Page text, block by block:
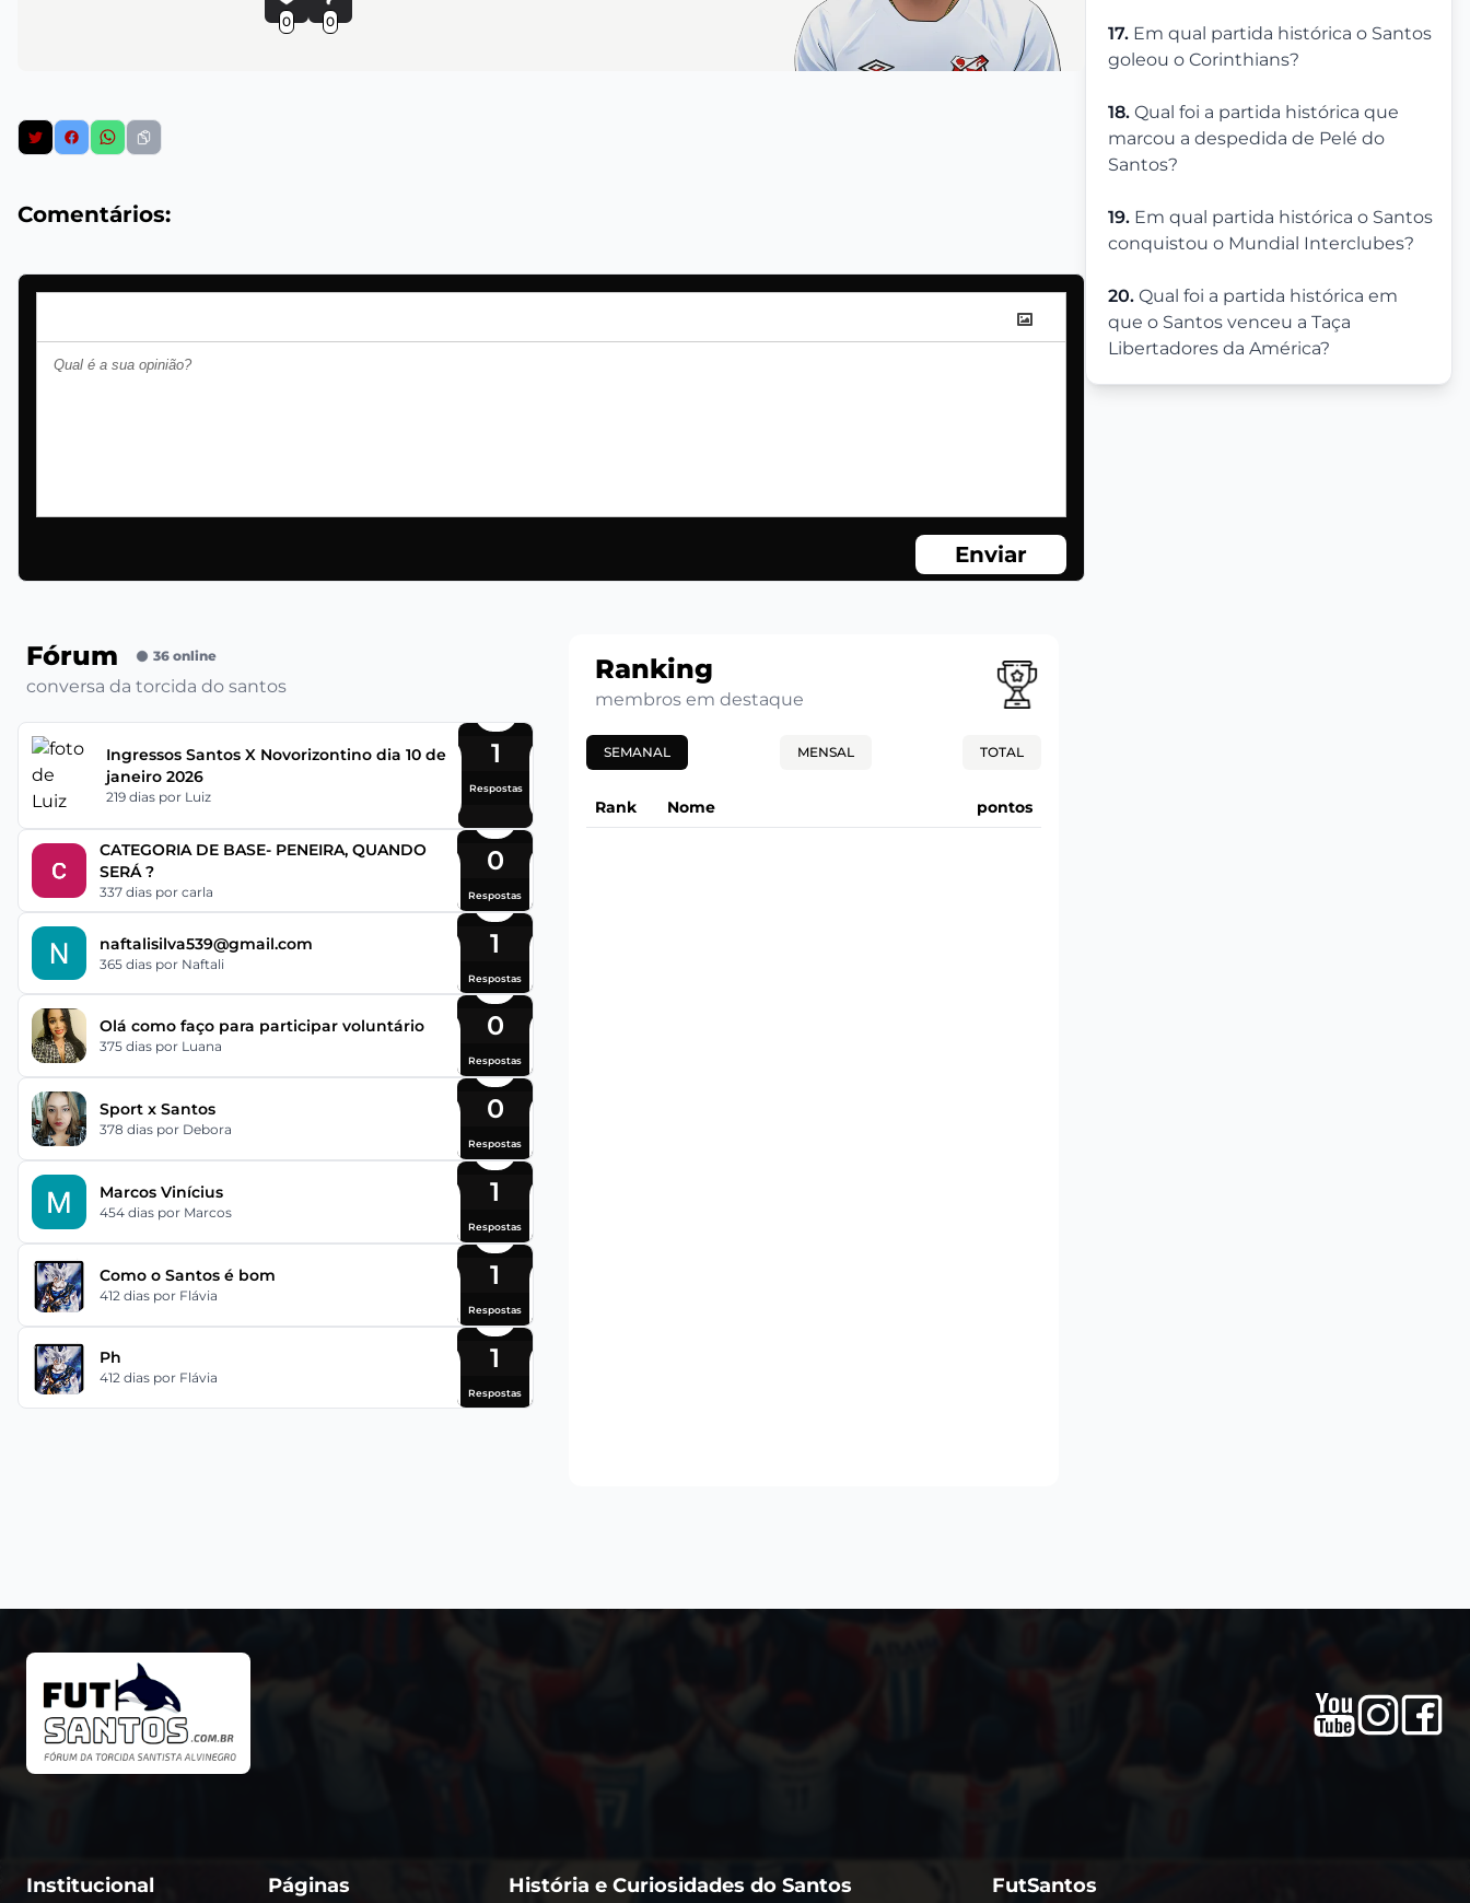
17. Em qual partida histórica o Santos
goleou o Corinthians?
18. Qual foi a partida histórica que
marcou a despedida de Pelé do
Santos?
19. Em qual partida histórica o Santos
conquistou o Mundial Interclubes?
20. Qual foi a partida histórica em
que o Santos venceu a Taça
Libertadores da América?
0 0
Comentários:
Enviar
Fórum 36 online
conversa da torcida do santos
Ingressos Santos X Novorizontino dia 10 de
janeiro 2026
219 dias por Luiz
1
Respostas
CATEGORIA DE BASE- PENEIRA, QUANDO
SERÁ ?
337 dias por carla
0
Respostas
naftalisilva539@gmail.com
365 dias por Naftali
1
Respostas
Olá como faço para participar voluntário
375 dias por Luana
0
Respostas
Sport x Santos
378 dias por Debora
0
Respostas
Marcos Vinícius
454 dias por Marcos
1
Respostas
Como o Santos é bom
412 dias por Flávia
1
Respostas
Ph
412 dias por Flávia
1
Respostas
Ranking
membros em destaque
SEMANAL MENSAL TOTAL
Rank Nome pontos
Institucional Páginas História e Curiosidades do Santos FutSantos